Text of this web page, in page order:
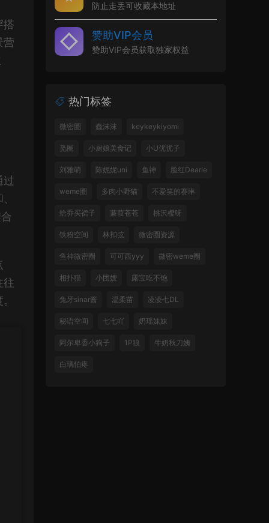
搭
营
过
往
防止走丢可收藏本地址
赞助VIP会员
赞助VIP会员获取独家权益
热门标签
微密圈 蠢沫沫 keykeykiyomi
觅圈 小厨娘美食记 小U优优子
刘雅萌 陈妮妮uni 鱼神 脸红Dearie
weme圈 多肉小野猫 不爱笑的赛琳
给乔买裙子 蒹葭苍苍 桃沢樱呀
铁粉空间 林扣弦 微密圈资源
鱼神微密圈 可可西yyy 微密weme圈
相扑猫 小团嫂 露宝吃不饱
兔牙sinar酱 温柔苗 凌凌七DL
秘语空间 七七吖 奶瑶妹妹
阿尔卑香小狗子 1P狼 牛奶秋刀姨
白璃怕疼